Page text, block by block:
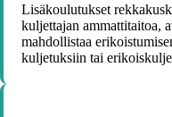
Lisäkoulutukset
kuljettajan ammattitaitoa,
mahdollistaa
kuljetuksiin tai